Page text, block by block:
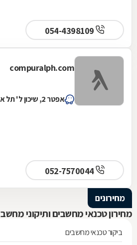
compuralph.com
אפטר 2, שיכון ל' תל אביב
052-7570044
מחירונים
מחירון טכנאי מחשבים ותיקוני מחשב
ביקור טכנאי מחשבים